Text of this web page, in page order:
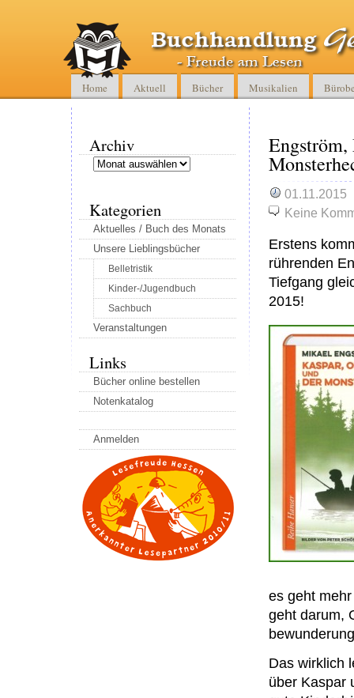
Home Aktuell Bücher Musikalien
Engström,
01.11.2015
Keine
Erstens
rührenden
Tiefgang
2015!
es geht
geht darum,
Das wirklich
über Kaspar
Archiv
Archiv
Kategorien
Aktuelles / Buch des Monats
Unsere Lieblingsbücher
Belletristik
Kinder-/Jugendbuch
Sachbuch
Veranstaltungen
Links
Bücher online bestellen
Notenkatalog
Anmelden